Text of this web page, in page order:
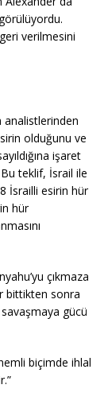
verilmesini
olduğunu ve
işaret
Bu teklif, İsrail ile
İsrailli esirin hür
hür
çıkmaza
bittikten sonra
gücü
biçimde ihlal